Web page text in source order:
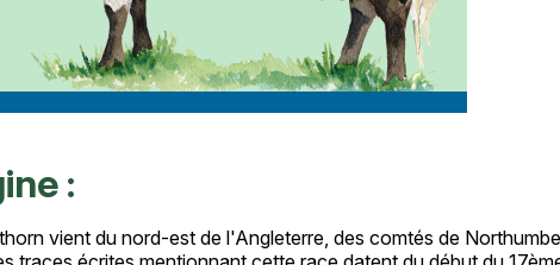
:
vient du nord-est de l'Angleterre, des comtés de